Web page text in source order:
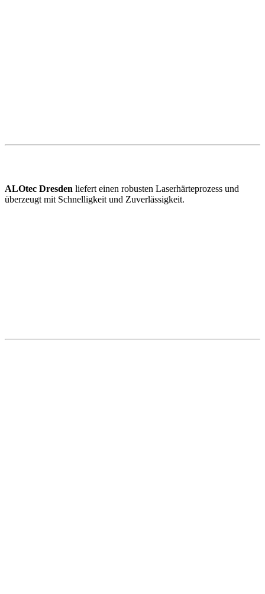
ALOtec Dresden liefert einen robusten Laserhärteprozess und
überzeugt mit Schnelligkeit und Zuverlässigkeit.